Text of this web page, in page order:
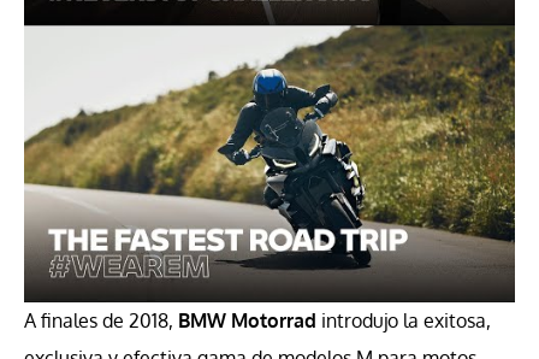
A finales de 2018, BMW Motorrad introdujo la exitosa,